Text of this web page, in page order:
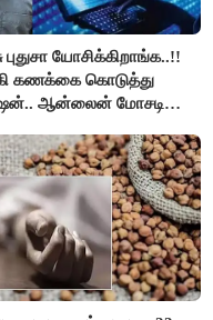
புதுசா யோசிக்கிறாங்க..!!
கணக்கை கொடுத்து
ஆன்லைன் மோசடி